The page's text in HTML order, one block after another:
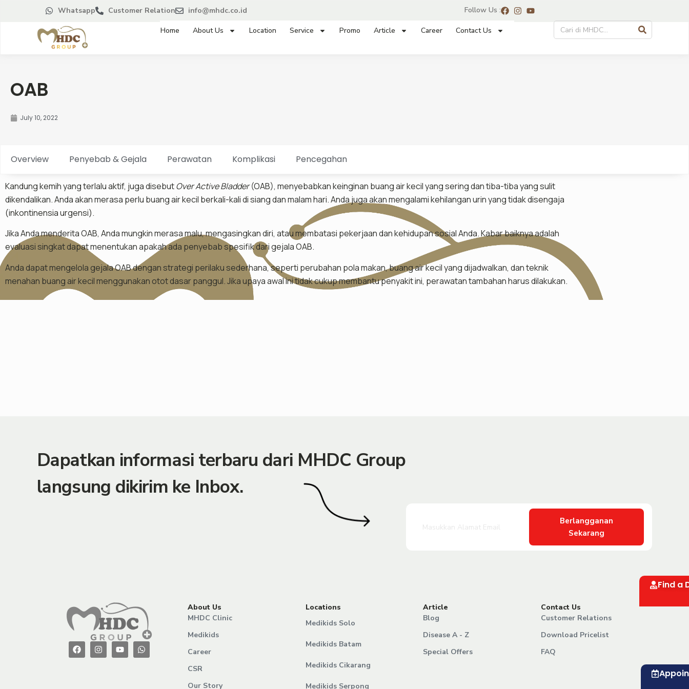
Whatsapp Customer Relation info@mhdc.co.id Follow Us :
Home About Us Location Service Promo Article Career Contact Us
OAB
July 10, 2022
Overview Penyebab & Gejala Perawatan Komplikasi Pencegahan
Kandung kemih yang terlalu aktif, juga disebutOver Active Bladder(OAB), menyebabkan keinginan buang air kecil yang sering dan tiba-tiba yang sulit
dikendalikan. Anda akan merasa perlu buang air kecil berkali-kali di siang dan malam hari. Anda juga akan mengalami kehilangan urin yang tidak disengaja
(inkontinensia urgensi).
Jika Anda menderita OAB, Anda mungkin merasa malu, mengasingkan diri, atau membatasi pekerjaan dan kehidupan sosial Anda. Kabar baiknya adalah
evaluasi singkat dapat menentukan apakah ada penyebab spesifik dari gejala OAB.
Anda dapat mengelola gejala OAB dengan strategi perilaku sederhana, seperti perubahan pola makan, buang air kecil yang dijadwalkan, dan teknik
menahan buang air kecil menggunakan otot dasar panggul. Jika upaya awal ini tidak cukup membantu penyakit ini, perawatan tambahan harus dilakukan.
Dapatkan informasi terbaru dari MHDC Group
langsung dikirim ke Inbox.
Berlangganan
Sekarang
About Us
MHDC Clinic
Medikids
Career
CSR
Our Story
Locations
Medikids Solo
Medikids Batam
Medikids Cikarang
Medikids Serpong
Article
Blog
Disease A - Z
Special Offers
Contact Us
Customer Relations
Download Pricelist
FAQ
Find a